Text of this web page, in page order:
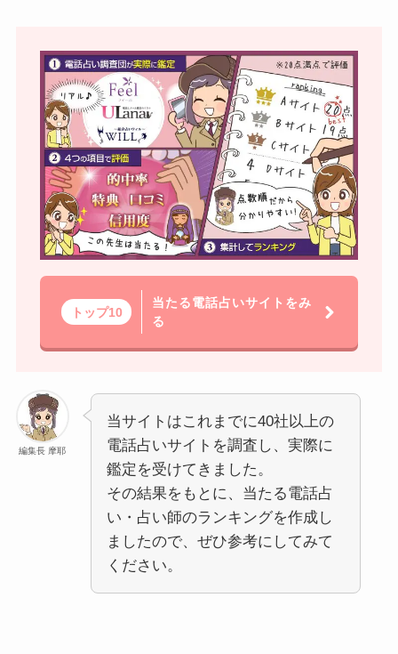
トップ10
当たる電話占いサイトをみ
る
編集長 摩耶
当サイトはこれまでに40社以上の
電話占いサイトを調査し、実際に
鑑定を受けてきました。
その結果をもとに、当たる電話占
い・占い師のランキングを作成し
ましたので、ぜひ参考にしてみて
ください。